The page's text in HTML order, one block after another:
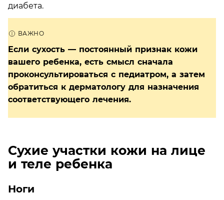
диабета.
Если сухость — постоянный признак кожи
вашего ребенка, есть смысл сначала
проконсультироваться с педиатром, а затем
обратиться к дерматологу для назначения
соответствующего лечения.
Сухие участки кожи на лице
и теле ребенка
Ноги